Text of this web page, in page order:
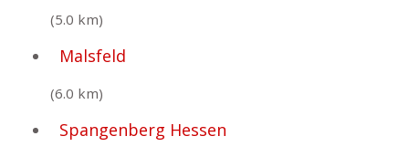
(5.0 km)
Malsfeld
(6.0 km)
Spangenberg Hessen